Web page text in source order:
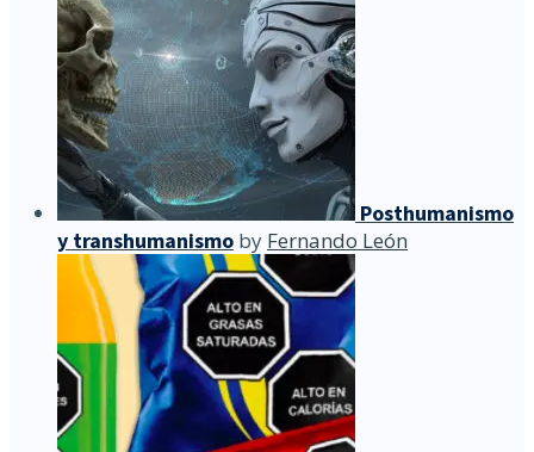
Posthumanismo
y transhumanismo by Fernando León